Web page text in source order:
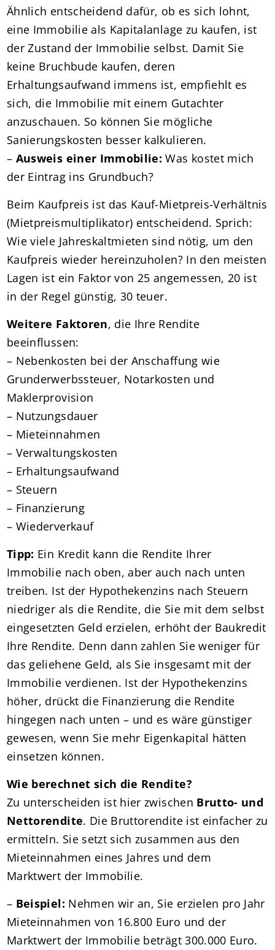
Ähnlich entscheidend dafür, ob es sich lohnt,
eine Immobilie als Kapitalanlage zu kaufen, ist
der Zustand der Immobilie selbst. Damit Sie
keine Bruchbude kaufen, deren
Erhaltungsaufwand immens ist, empfiehlt es
sich, die Immobilie mit einem Gutachter
anzuschauen. So können Sie mögliche
Sanierungskosten besser kalkulieren.
– Ausweis einer Immobilie: Was kostet mich
der Eintrag ins Grundbuch?
Beim Kaufpreis ist das Kauf-Mietpreis-Verhältnis
(Mietpreismultiplikator) entscheidend. Sprich:
Wie viele Jahreskaltmieten sind nötig, um den
Kaufpreis wieder hereinzuholen? In den meisten
Lagen ist ein Faktor von 25 angemessen, 20 ist
in der Regel günstig, 30 teuer.
Weitere Faktoren, die Ihre Rendite
beeinflussen:
– Nebenkosten bei der Anschaffung wie
Grunderwerbssteuer, Notarkosten und
Maklerprovision
– Nutzungsdauer
– Mieteinnahmen
– Verwaltungskosten
– Erhaltungsaufwand
– Steuern
– Finanzierung
– Wiederverkauf
Tipp: Ein Kredit kann die Rendite Ihrer
Immobilie nach oben, aber auch nach unten
treiben. Ist der Hypothekenzins nach Steuern
niedriger als die Rendite, die Sie mit dem selbst
eingesetzten Geld erzielen, erhöht der Baukredit
Ihre Rendite. Denn dann zahlen Sie weniger für
das geliehene Geld, als Sie insgesamt mit der
Immobilie verdienen. Ist der Hypothekenzins
höher, drückt die Finanzierung die Rendite
hingegen nach unten – und es wäre günstiger
gewesen, wenn Sie mehr Eigenkapital hätten
einsetzen können.
Wie berechnet sich die Rendite?
Zu unterscheiden ist hier zwischen Brutto- und
Nettorendite. Die Bruttorendite ist einfacher zu
ermitteln. Sie setzt sich zusammen aus den
Mieteinnahmen eines Jahres und dem
Marktwert der Immobilie.
– Beispiel: Nehmen wir an, Sie erzielen pro Jahr
Mieteinnahmen von 16.800 Euro und der
Marktwert der Immobilie beträgt 300.000 Euro.